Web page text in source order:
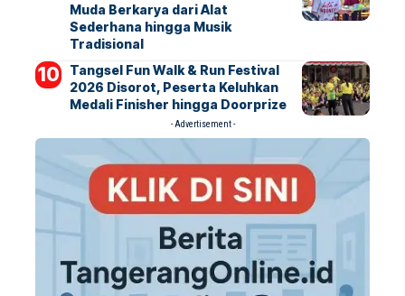
Muda Berkarya dari Alat
Sederhana hingga Musik
Tradisional
Tangsel Fun Walk & Run Festival
2026 Disorot, Peserta Keluhkan
Medali Finisher hingga Doorprize
- Advertisement -